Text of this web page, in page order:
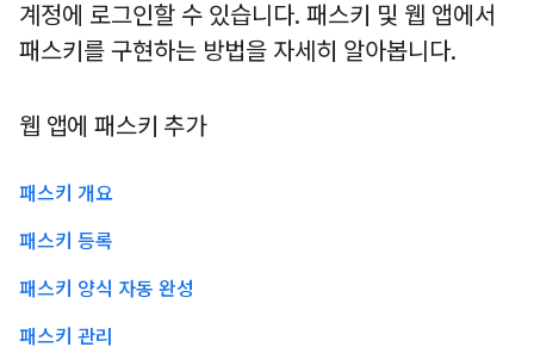
계정에 로그인할 수 있습니다. 패스키 및 웹 앱에서
패스키를 구현하는 방법을 자세히 알아봅니다.
웹 앱에 패스키 추가
패스키 개요
패스키 등록
패스키 양식 자동 완성
패스키 관리